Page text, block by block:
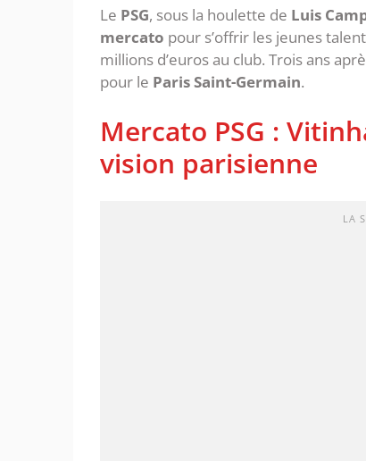
Le PSG, sous la houlette de Luis
mercato pour s’offrir les jeunes
millions d’euros au club. Trois ans
pour le Paris Saint-Germain.
Mercato PSG :
vision parisienne
LA